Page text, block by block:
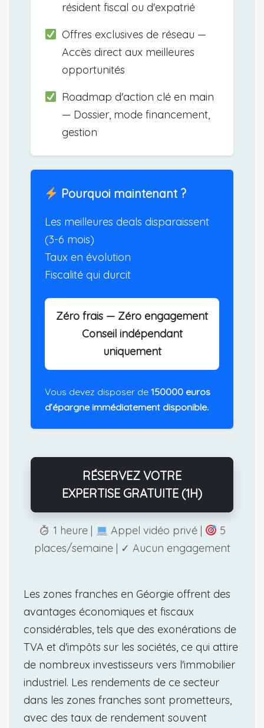
résident fiscal ou d'expatrié
Offres exclusives de réseau —
Accès direct aux meilleures
opportunités
Roadmap d'action clé en main
— Dossier, mode financement,
gestion
Pourquoi maintenant ?
Les meilleures deals disparaissent
(3-6 mois)
Taux en évolution
Fiscalité qui durcit
Zéro frais — Zéro engagement
Conseil indépendant
uniquement
Vous devez disposer de 150000 euros
d’épargne immédiatement disponible.
RÉSERVEZ VOTRE
EXPERTISE GRATUITE (1H)
1 heure | Appel vidéo privé |
5
places/semaine | ✓ Aucun engagement
Les zones franches en Géorgie offrent des
avantages économiques et fiscaux
considérables, tels que des exonérations de
TVA et d'impôts sur les sociétés, ce qui attire
de nombreux investisseurs vers l'immobilier
industriel. Les rendements de ce secteur
dans les zones franches sont prometteurs,
avec des taux de rendement souvent